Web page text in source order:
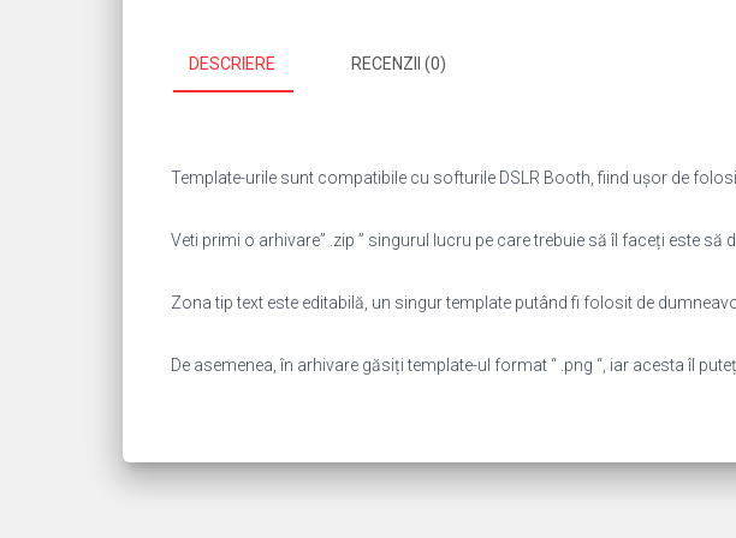
DESCRIERE RECENZII (0)
Template-urile sunt compatibile cu softurile DSLR Booth, fiind ușor de
Veti primi o arhivare” .zip ” singurul lucru pe care trebuie să îl faceți este
Zona tip text este editabilă, un singur template putând fi folosit de
De asemenea, în arhivare găsiți template-ul format “ .png “, iar acesta îl